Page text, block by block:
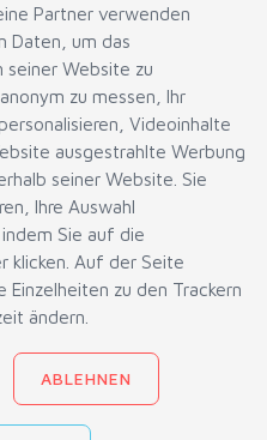
Partner verwenden
Daten, um das
seiner Website zu
zu messen, Ihr
Videoinhalte
ausgestrahlte Werbung
seiner Website. Sie
Ihre Auswahl
Sie auf die
klicken. Auf der Seite
Einzelheiten zu den Trackern
ändern.
ABLEHNEN